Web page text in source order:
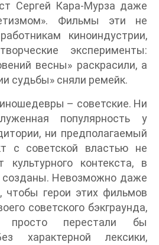
Сергей Кара-Мурза даже
Фильмы эти не
киноиндустрии,
эксперименты:
весны» раскрасили, а
судьбы» сняли ремейк.
– советские. Ни
популярность у
ни предполагаемый
с советской властью не
культурного контекста, в
созданы. Невозможно даже
чтобы герои этих фильмов
советского бэкграунда,
перестали бы
характерной лексики,